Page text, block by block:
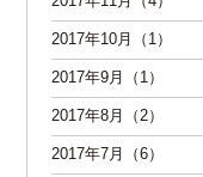
2017年10月（1）
2017年9月（1）
2017年8月（2）
2017年7月（6）